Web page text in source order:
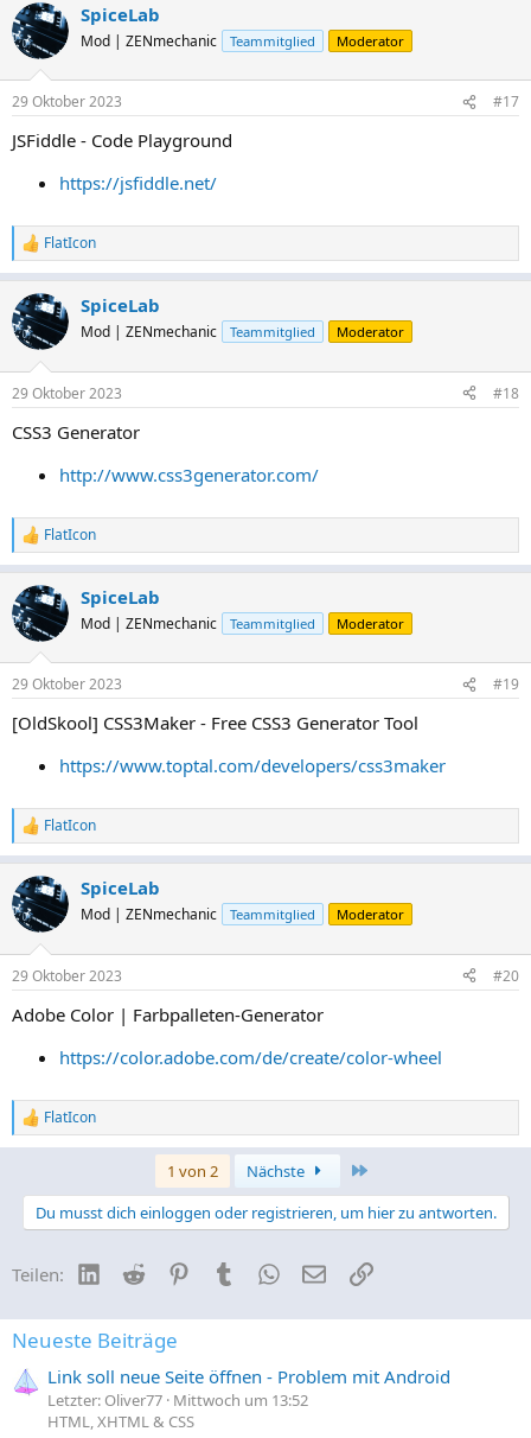
k
t
i
n
e
:
SpiceLab
Mod | ZENmechanic Teammitglied Moderator
29 Oktober 2023 #17
JSFiddle - Code Playground
https://jsfiddle.net/
R
e
k
t
i
n
e
:
FlatIcon
SpiceLab
Mod | ZENmechanic Teammitglied Moderator
29 Oktober 2023 #18
CSS3 Generator
http://www.css3generator.com/
R
e
k
t
i
n
e
:
FlatIcon
SpiceLab
Mod | ZENmechanic Teammitglied Moderator
29 Oktober 2023 #19
[OldSkool] CSS3Maker - Free CSS3 Generator Tool
https://www.toptal.com/developers/css3maker
R
e
k
t
i
n
e
:
FlatIcon
SpiceLab
Mod | ZENmechanic Teammitglied Moderator
29 Oktober 2023 #20
Adobe Color | Farbpalleten-Generator
https://color.adobe.com/de/create/color-wheel
R
e
t
e
FlatIcon
1 von 2 Nächste
Du musst dich einloggen oder registrieren, um hier zu antworten.
Teilen: LinkedIn
Reddit PinterestTumblrWhatsApp
E-MailLink
Neueste Beiträge
Link soll neue Seite öffnen - Problem mit Android
Letzter: Oliver77 Mittwoch um 13:52
HTML, XHTML & CSS